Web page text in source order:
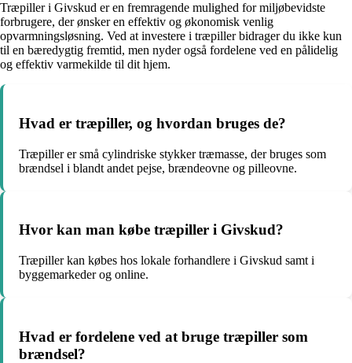
Træpiller i Givskud er en fremragende mulighed for miljøbevidste
forbrugere, der ønsker en effektiv og økonomisk venlig
opvarmningsløsning. Ved at investere i træpiller bidrager du ikke kun
til en bæredygtig fremtid, men nyder også fordelene ved en pålidelig
og effektiv varmekilde til dit hjem.
Hvad er træpiller, og hvordan bruges de?
Træpiller er små cylindriske stykker træmasse, der bruges som
brændsel i blandt andet pejse, brændeovne og pilleovne.
Hvor kan man købe træpiller i Givskud?
Træpiller kan købes hos lokale forhandlere i Givskud samt i
byggemarkeder og online.
Hvad er fordelene ved at bruge træpiller som
brændsel?